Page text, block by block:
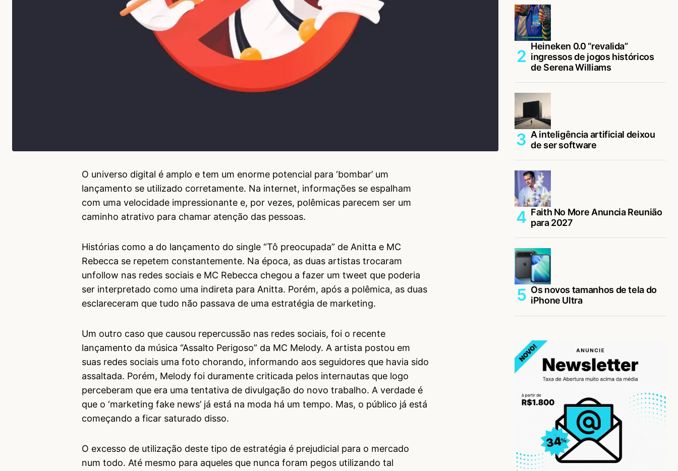
O universo digital é amplo e tem um enorme potencial para ‘bombar’ um
lançamento se utilizado corretamente. Na internet, informações se espalham
com uma velocidade impressionante e, por vezes, polêmicas parecem ser um
caminho atrativo para chamar atenção das pessoas.
Histórias como a do lançamento do single “Tô preocupada” de Anitta e MC
Rebecca se repetem constantemente. Na época, as duas artistas trocaram
unfollow nas redes sociais e MC Rebecca chegou a fazer um tweet que poderia
ser interpretado como uma indireta para Anitta. Porém, após a polêmica, as duas
esclareceram que tudo não passava de uma estratégia de marketing.
Um outro caso que causou repercussão nas redes sociais, foi o recente
lançamento da música “Assalto Perigoso” da MC Melody. A artista postou em
suas redes sociais uma foto chorando, informando aos seguidores que havia sido
assaltada. Porém, Melody foi duramente criticada pelos internautas que logo
perceberam que era uma tentativa de divulgação do novo trabalho. A verdade é
que o ‘marketing fake news’ já está na moda há um tempo. Mas, o público já está
começando a ficar saturado disso.
O excesso de utilização deste tipo de estratégia é prejudicial para o mercado
num todo. Até mesmo para aqueles que nunca foram pegos utilizando tal
Heineken 0.0 “revalida”
ingressos de jogos históricos
de Serena Williams
A inteligência artificial deixou
de ser software
Faith No More Anuncia Reunião
para 2027
Os novos tamanhos de tela do
iPhone Ultra